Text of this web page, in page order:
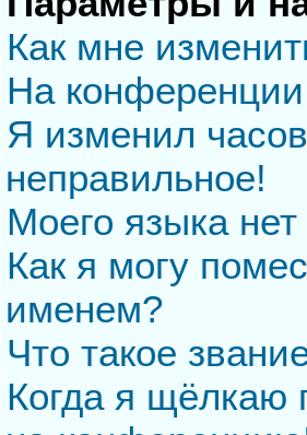
Как мне
На
Я изменил
неправильное!
Моего языка нет
Как я могу
именем?
Что такое
Когда я щёлкаю